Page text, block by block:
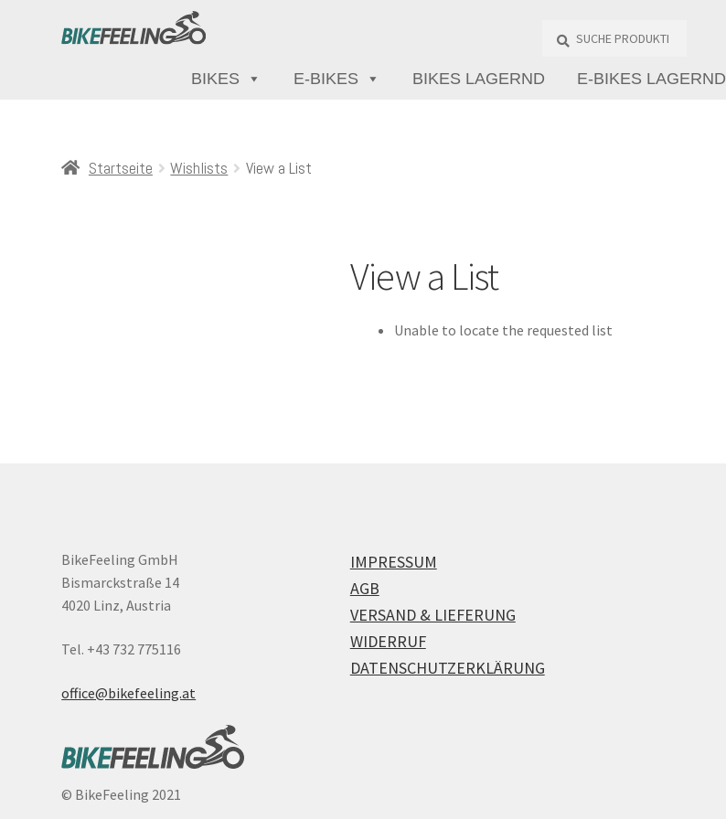
Produkte
BIKES E-BIKES BIKES LAGERND E-BIKES LAGERND
Startseite Wishlists View a List
View a List
Unable to locate the requested list
BikeFeeling GmbH
Bismarckstraße 14
4020 Linz, Austria
Tel. +43 732 775116
office@bikefeeling.at
© BikeFeeling 2021
IMPRESSUM
AGB
VERSAND & LIEFERUNG
WIDERRUF
DATENSCHUTZERKLÄRUNG